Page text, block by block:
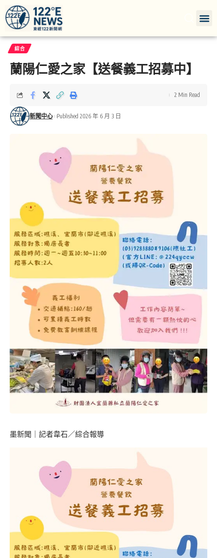
綜合
蘭陽仁愛之家【送餐義工招募中】
新聞中心 Published 2026 年 6 月 3 日
2 Min Read
墨新聞 ｜記者韋石／綜合報導